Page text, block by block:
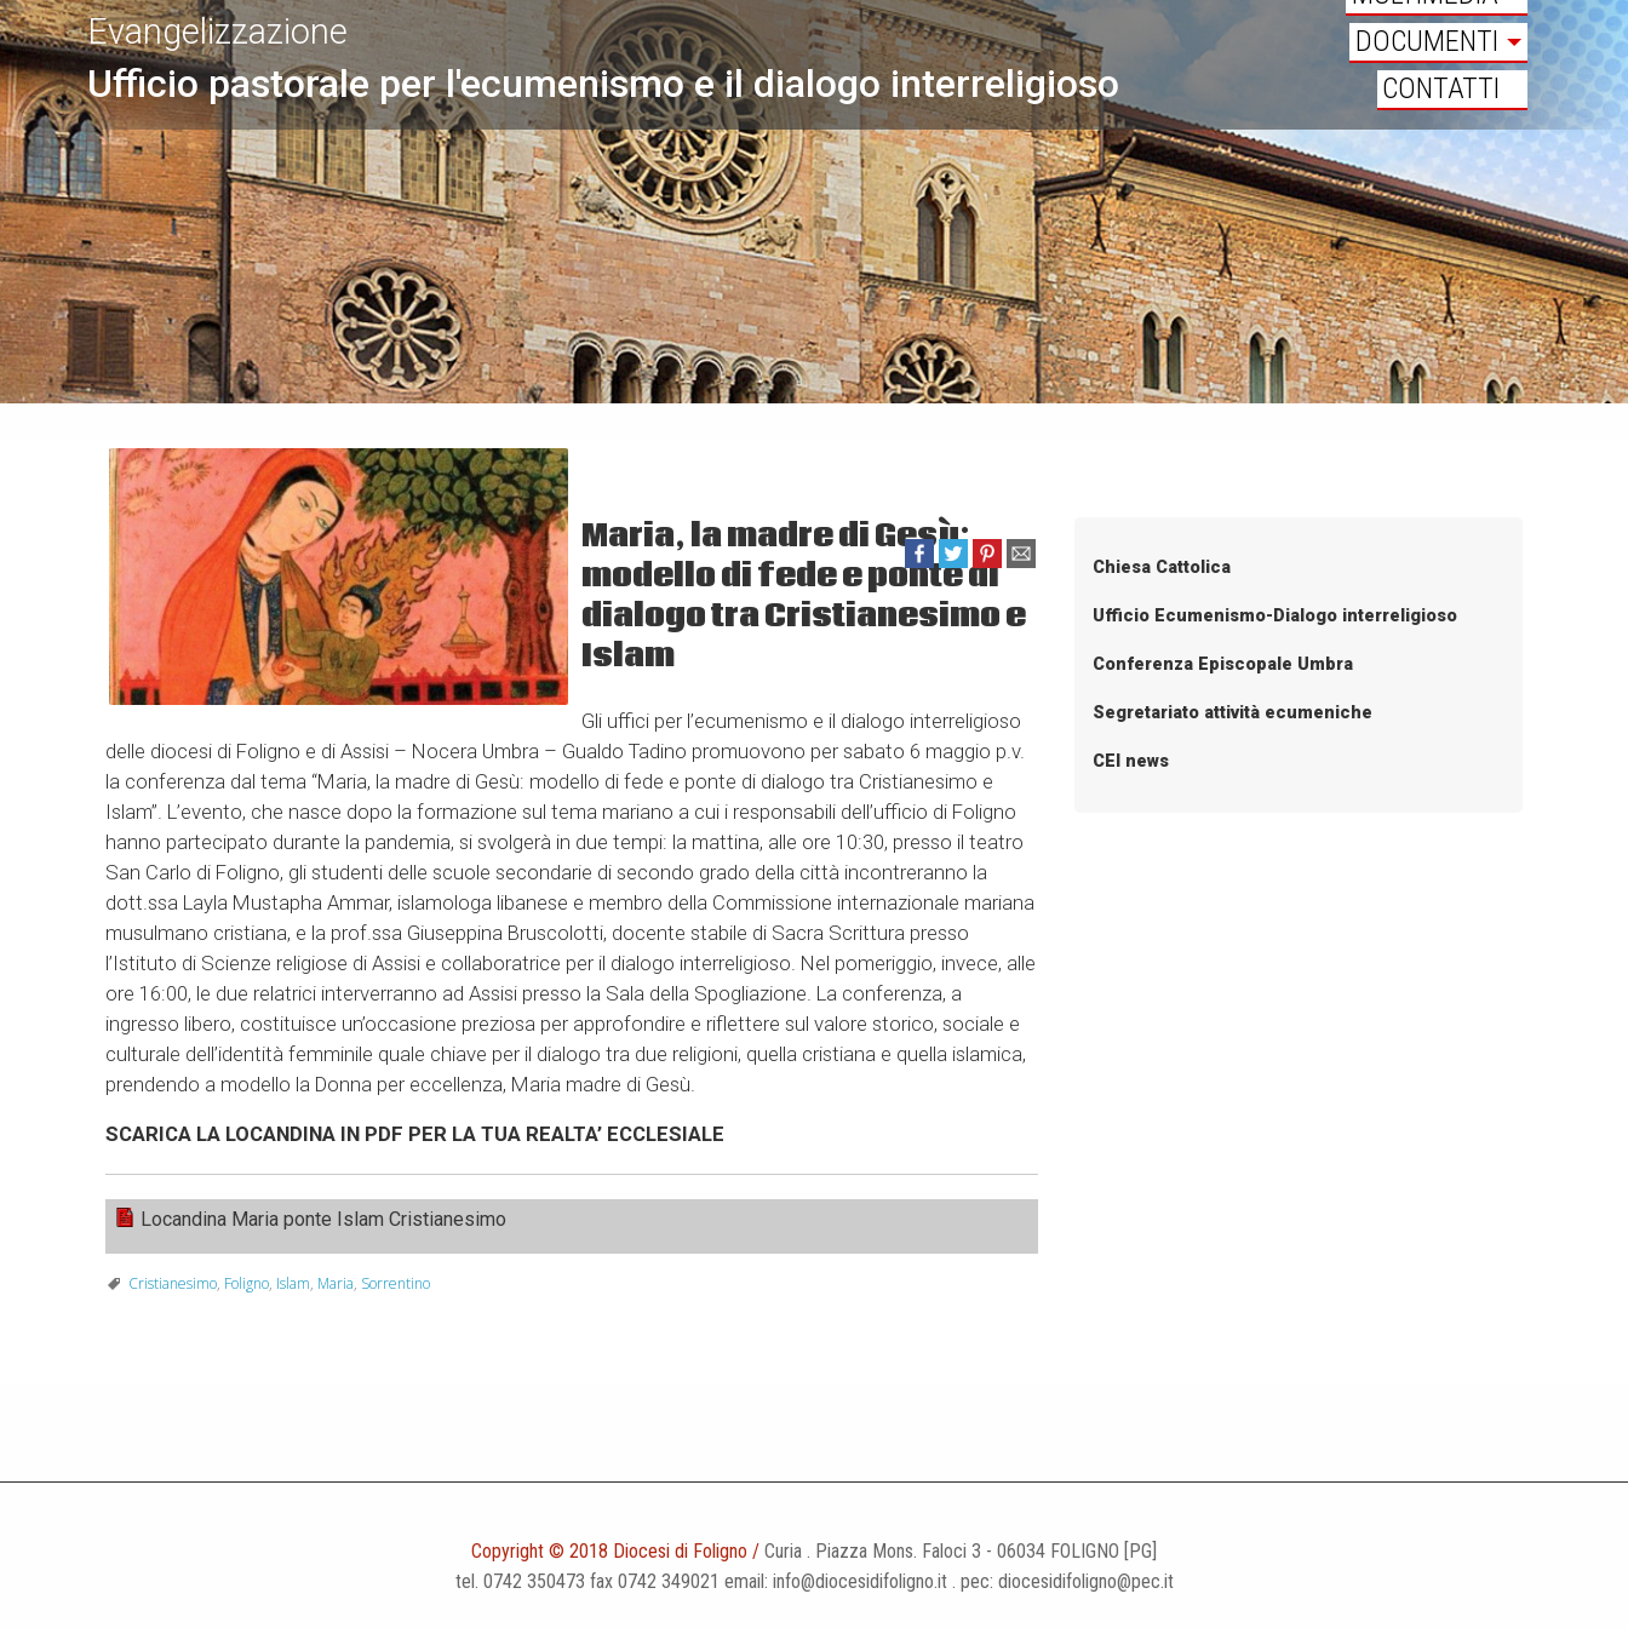
Ufficio pastorale per l'ecumenismo e il dialogo interreligioso
Evangelizzazione
DOCUMENTI
CONTATTI
Maria, la madre di Gesù:
modello di fede e ponte di
dialogo tra Cristianesimo e
Islam
Gli uffici per l’ecumenismo e il dialogo interreligioso
delle diocesi di Foligno e di Assisi – Nocera Umbra – Gualdo Tadino promuovono per sabato 6 maggio p.v.
la conferenza dal tema “Maria, la madre di Gesù: modello di fede e ponte di dialogo tra Cristianesimo e
Islam”. L’evento, che nasce dopo la formazione sul tema mariano a cui i responsabili dell’ufficio di Foligno
hanno partecipato durante la pandemia, si svolgerà in due tempi: la mattina, alle ore 10:30, presso il teatro
San Carlo di Foligno, gli studenti delle scuole secondarie di secondo grado della città incontreranno la
dott.ssa Layla Mustapha Ammar, islamologa libanese e membro della Commissione internazionale mariana
musulmano cristiana, e la prof.ssa Giuseppina Bruscolotti, docente stabile di Sacra Scrittura presso
l’Istituto di Scienze religiose di Assisi e collaboratrice per il dialogo interreligioso. Nel pomeriggio, invece, alle
ore 16:00, le due relatrici interverranno ad Assisi presso la Sala della Spogliazione. La conferenza, a
ingresso libero, costituisce un’occasione preziosa per approfondire e riflettere sul valore storico, sociale e
culturale dell’identità femminile quale chiave per il dialogo tra due religioni, quella cristiana e quella islamica,
prendendo a modello la Donna per eccellenza, Maria madre di Gesù.
SCARICA LA LOCANDINA IN PDF PER LA TUA REALTA’ ECCLESIALE
Locandina Maria ponte Islam Cristianesimo
Cristianesimo, Foligno, Islam, Maria, Sorrentino
Chiesa Cattolica
Ufficio Ecumenismo-Dialogo interreligioso
Conferenza Episcopale Umbra
Segretariato attività ecumeniche
CEI news
Copyright © 2018 Diocesi di Foligno / Curia . Piazza Mons. Faloci 3 - 06034 FOLIGNO [PG]
tel. 0742 350473 fax 0742 349021 email: info@diocesidifoligno.it . pec: diocesidifoligno@pec.it